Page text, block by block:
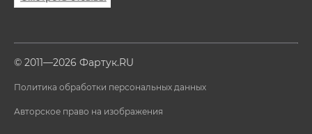
© 2011—2026 Фартук.RU
Политика обработки персональных данных
Авторское право на изображения